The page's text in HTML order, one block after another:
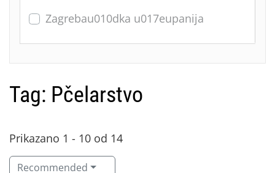
Zagrebau010dka u017eupanija
Tag: Pčelarstvo
Prikazano 1 - 10 od 14
Recommended